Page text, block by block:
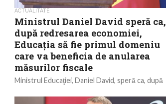
ACTUALITATE
Ministrul Daniel David speră ca,
după redresarea economiei,
Educaţia să fie primul domeniu
care va beneficia de anularea
măsurilor fiscale
Ministrul Educaţiei, Daniel David, speră ca, după
primul domeniu care beneficiază de anularea